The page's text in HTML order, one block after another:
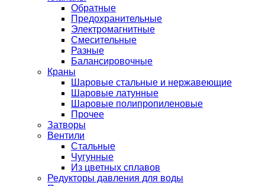
Обратные
Предохранительные
Электромагнитные
Смесительные
Разные
Балансировочные
Краны
Шаровые стальные и нержавеющие
Шаровые латунные
Шаровые полипропиленовые
Прочее
Затворы
Вентили
Стальные
Чугунные
Из цветных сплавов
Редукторы давления для воды